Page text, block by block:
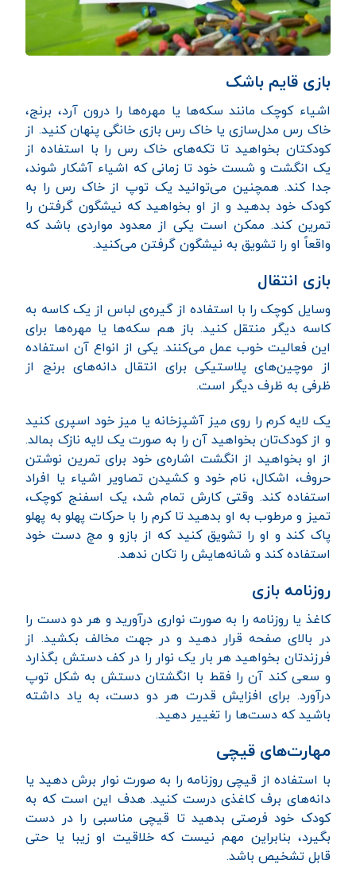
بازی قایم باشک
اشیاء کوچک مانند سکه‌ها یا مهره‌ها را درون آرد، برنج،
خاک رس مدل‌سازی یا خاک رس بازی خانگی پنهان کنید. از
کودکتان بخواهید تا تکه‌های خاک رس را با استفاده از
یک انگشت و شست خود تا زمانی که اشیاء آشکار شوند،
جدا کند. همچنین می‌توانید یک توپ از خاک رس را به
کودک خود بدهید و از او بخواهید که نیشگون گرفتن را
تمرین کند. ممکن است یکی از معدود مواردی باشد که
واقعاً او را تشویق به نیشگون گرفتن می‌کنید.
بازی انتقال
وسایل کوچک را با استفاده از گیره‌ی لباس از یک کاسه به
کاسه دیگر منتقل کنید. باز هم سکه‌ها یا مهره‌ها برای
این فعالیت خوب عمل می‌کنند. یکی از انواع آن استفاده
از موچین‌های پلاستیکی برای انتقال دانه‌های برنج از
ظرفی به ظرف دیگر است.
یک لایه کرم را روی میز آشپزخانه یا میز خود اسپری کنید
و از کودک‌تان بخواهید آن را به صورت یک لایه نازک بمالد.
از او بخواهید از انگشت اشاره‌ی خود برای تمرین نوشتن
حروف، اشکال، نام خود و کشیدن تصاویر اشیاء یا افراد
استفاده کند. وقتی کارش تمام شد، یک اسفنج کوچک،
تمیز و مرطوب به او بدهید تا کرم را با حرکات پهلو به پهلو
پاک کند و او را تشویق کنید که از بازو و مچ دست خود
استفاده کند و شانه‌هایش را تکان ندهد.
روزنامه بازی
کاغذ یا روزنامه را به صورت نواری درآورید و هر دو دست را
در بالای صفحه قرار دهید و در جهت مخالف بکشید. از
فرزندتان بخواهید هر بار یک نوار را در کف دستش بگذارد
و سعی کند آن را فقط با انگشتان دستش به شکل توپ
درآورد. برای افزایش قدرت هر دو دست، به یاد داشته
باشید که دست‌ها را تغییر دهید.
مهارت‌های قیچی
با استفاده از قیچی روزنامه را به صورت نوار برش دهید یا
دانه‌های برف کاغذی درست کنید. هدف این است که به
کودک خود فرصتی بدهید تا قیچی مناسبی را در دست
بگیرد، بنابراین مهم نیست که خلاقیت او زیبا یا حتی
قابل تشخیص باشد.